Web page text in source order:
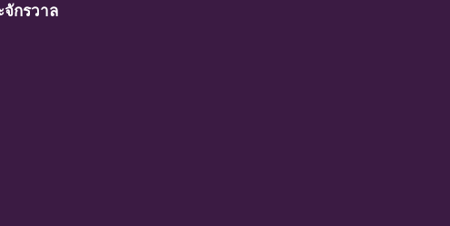
งไม่มีผลกระทบมาก
ตรงหรือโดยอ้อม ชนิดพันธุ์กลุ่มนี้มีความจำเป็น ต่อการ
กรวาล